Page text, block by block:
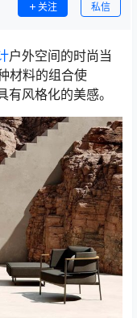
关注 私信
户外空间的时尚当
材料的组合使
风格化的美感。